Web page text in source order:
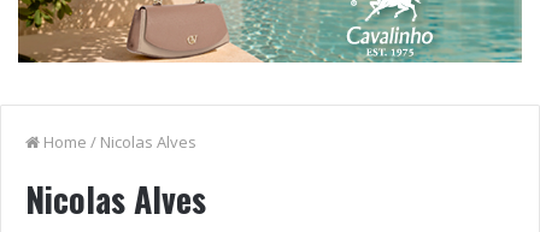
Home / Nicolas Alves
Nicolas Alves